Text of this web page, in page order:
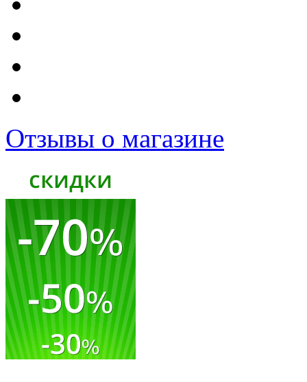
Отзывы о магазине